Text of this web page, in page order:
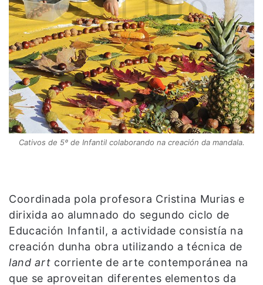
Cativos de 5º de Infantil colaborando na creación da mandala.
Coordinada pola profesora Cristina Murias e
dirixida ao alumnado do segundo ciclo de
Educación Infantil, a actividade consistía na
creación dunha obra utilizando a técnica de
land art corriente de arte contemporánea na
que se aproveitan diferentes elementos da